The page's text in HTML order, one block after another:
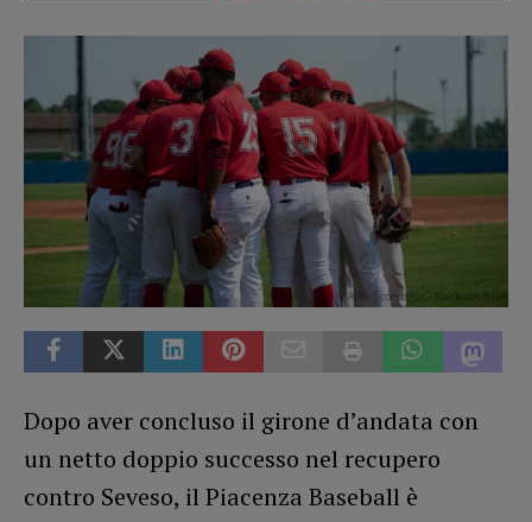
Dopo aver concluso il girone d’andata con
un netto doppio successo nel recupero
contro Seveso, il Piacenza Baseball è